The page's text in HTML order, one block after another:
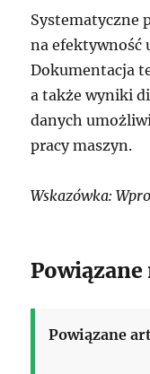
Systematyczne
na efektywność
Dokumentacja
a także wyniki
danych
pracy maszyn.
Wskazówka:
Powiązane
Powiązane